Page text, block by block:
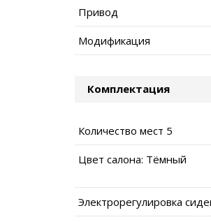
Привод
Модификация
Комплектация
Количество мест 5
Цвет салона: Тёмный
Электрорегулировка